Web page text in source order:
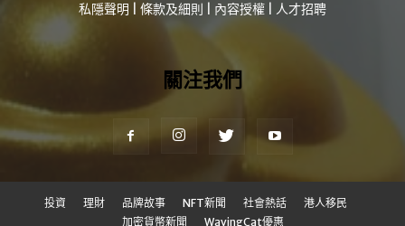
私隱聲明
條款及細則 內容授權 人才招聘
關注我們
投資 理財 品牌故事 NFT新聞 社會熱話
港人移民
加密貨幣新聞
WavingCat優惠